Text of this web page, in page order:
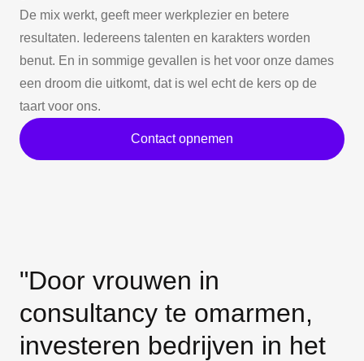
De mix werkt, geeft meer werkplezier en betere
resultaten. Iedereens talenten en karakters worden
benut. En in sommige gevallen is het voor onze dames
een droom die uitkomt, dat is wel echt de kers op de
taart voor ons.
Contact opnemen
"Door vrouwen in
consultancy te omarmen,
investeren bedrijven in het